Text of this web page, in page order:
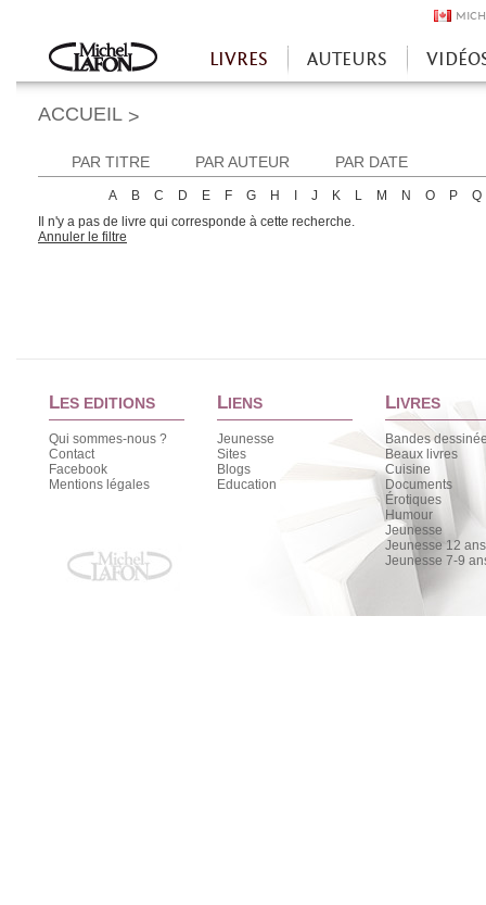
Accueil
LIVRES AUTEURS
ACCUEIL >
PAR TITRE PAR AUTEUR PAR DATE
A B C D E F G H J K L M N O P
Q
Il n'y a pas de livre qui corresponde à cette recherche.
Annuler le filtre
LES EDITIONS
Qui sommes-nous ?
Contact
Facebook
Mentions légales
LIENS
Jeunesse
Sites
Blogs
Education
LIVRES
Bandes
Beaux livres
Cuisine
Documents
Érotiques
Humour
Jeunesse
Jeunesse 12
Jeunesse 7-9